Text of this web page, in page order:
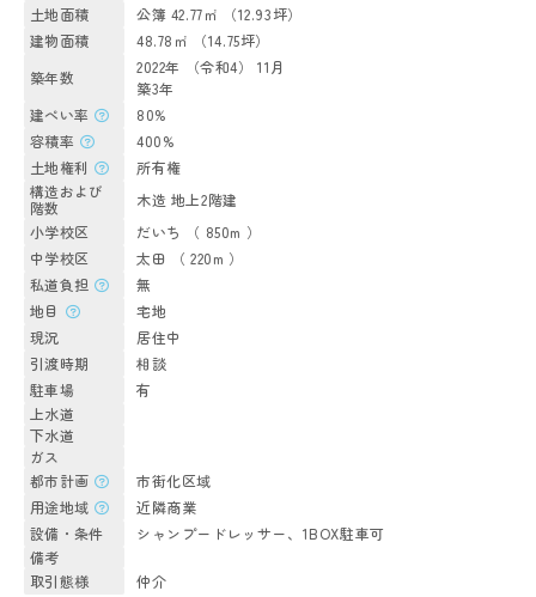
土地面積
公簿 42.77㎡ （12.93坪）
建物面積
48.78㎡ （14.75坪）
築年数
2022年 （令和4） 11月
築3年
建ぺい率
80%
容積率
400%
土地権利
所有権
構造および
階数
木造 地上2階建
小学校区
だいち （ 850m ）
中学校区
太田 （ 220m ）
私道負担
無
地目
宅地
現況
居住中
引渡時期
相談
駐車場
有
上水道
下水道
ガス
都市計画
市街化区域
用途地域
近隣商業
設備・条件
シャンプードレッサー、1BOX駐車可
備考
取引態様
仲介